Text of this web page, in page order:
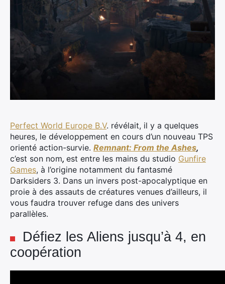
Perfect World Europe B.V. révélait, il y a quelques
heures, le développement en cours d’un nouveau TPS
orienté action-survie. Remnant: From the Ashes,
c’est son nom, est entre les mains du studio Gunfire
Games, à l’origine notamment du fantasmé
Darksiders 3. Dans un invers post-apocalyptique en
proie à des assauts de créatures venues d’ailleurs, il
vous faudra trouver refuge dans des univers
parallèles.
Défiez les Aliens jusqu’à 4, en
coopération